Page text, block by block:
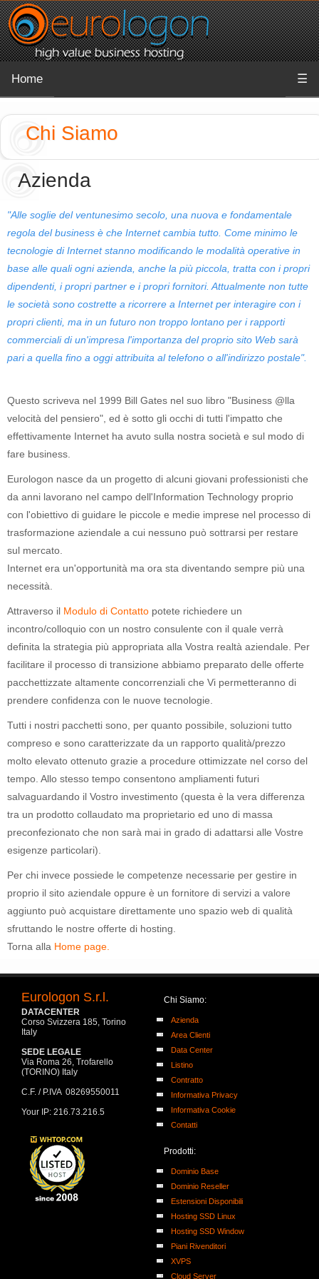
Home ☰
Chi Siamo
Azienda
"Alle soglie del ventunesimo secolo, una nuova e fondamentale
regola del business è che Internet cambia tutto. Come minimo le
tecnologie di Internet stanno modificando le modalità operative in
base alle quali ogni azienda, anche la più piccola, tratta con i propri
dipendenti, i propri partner e i propri fornitori. Attualmente non tutte
le società sono costrette a ricorrere a Internet per interagire con i
propri clienti, ma in un futuro non troppo lontano per i rapporti
commerciali di un'impresa l'importanza del proprio sito Web sarà
pari a quella fino a oggi attribuita al telefono o all'indirizzo postale".
Questo scriveva nel 1999 Bill Gates nel suo libro "Business @lla
velocità del pensiero", ed è sotto gli occhi di tutti l'impatto che
effettivamente Internet ha avuto sulla nostra società e sul modo di
fare business.
Eurologon nasce da un progetto di alcuni giovani professionisti che
da anni lavorano nel campo dell'Information Technology proprio
con l'obiettivo di guidare le piccole e medie imprese nel processo di
trasformazione aziendale a cui nessuno può sottrarsi per restare
sul mercato.
Internet era un'opportunità ma ora sta diventando sempre più una
necessità.
Attraverso il Modulo di Contatto potete richiedere un
incontro/colloquio con un nostro consulente con il quale verrà
definita la strategia più appropriata alla Vostra realtà aziendale. Per
facilitare il processo di transizione abbiamo preparato delle offerte
pacchettizzate altamente concorrenziali che Vi permetteranno di
prendere confidenza con le nuove tecnologie.
Tutti i nostri pacchetti sono, per quanto possibile, soluzioni tutto
compreso e sono caratterizzate da un rapporto qualità/prezzo
molto elevato ottenuto grazie a procedure ottimizzate nel corso del
tempo. Allo stesso tempo consentono ampliamenti futuri
salvaguardando il Vostro investimento (questa è la vera differenza
tra un prodotto collaudato ma proprietario ed uno di massa
preconfezionato che non sarà mai in grado di adattarsi alle Vostre
esigenze particolari).
Per chi invece possiede le competenze necessarie per gestire in
proprio il sito aziendale oppure è un fornitore di servizi a valore
aggiunto può acquistare direttamente uno spazio web di qualità
sfruttando le nostre offerte di hosting.
Torna alla Home page.
Eurologon S.r.l.
DATACENTER
Corso Svizzera 185, Torino
Italy
SEDE LEGALE
Via Roma 26, Trofarello
(TORINO) Italy
C.F. / P.IVA 08269550011
Your IP: 216.73.216.5
Chi Siamo:
Azienda
Area Clienti
Data Center
Listino
Contratto
Informativa Privacy
Informativa Cookie
Contatti
Prodotti:
Dominio Base
Dominio Reseller
Estensioni Disponibili
Hosting SSD Linux
Hosting SSD Window
Piani Rivenditori
XVPS
Cloud Server